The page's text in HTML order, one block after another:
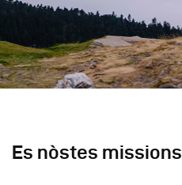
Es nòstes missions